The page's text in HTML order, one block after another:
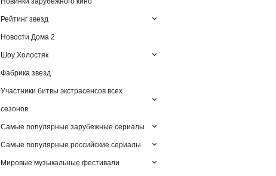
Рейтинг звезд
Новости Дома 2
Шоу Холостяк
Фабрика звезд
Участники битвы экстрасенсов всех
сезонов
Самые популярные зарубежные сериалы
Самые популярные российские сериалы
Мировые музыкальные фестивали